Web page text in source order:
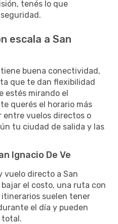
tenés lo que
escala a San
tiene buena conectividad,
que te dan flexibilidad
estés mirando el
querés el horario más
entre vuelos directos o
tu ciudad de salida y las
Ignacio De Ve
vuelo directo a San
bajar el costo, una ruta con
itinerarios suelen tener
el día y pueden
total.